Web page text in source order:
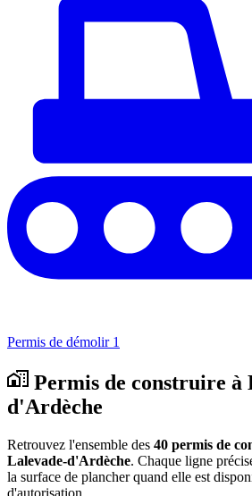
Permis de démolir 1
Permis de construire à
d'Ardèche
Retrouvez l'ensemble des 40 permis de
Lalevade-d'Ardèche. Chaque ligne
la surface de plancher quand elle est
d'autorisation.